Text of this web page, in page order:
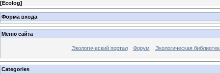
[Ecolog]
Форма входа
Меню сайта
Экологический портал Форум Экологическая
Categories